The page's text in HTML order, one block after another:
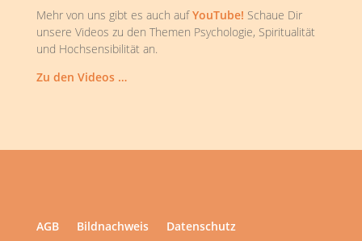
Mehr von uns gibt es auch aufYouTube! Schaue Dir
unsere Videos zu den Themen Psychologie, Spiritualität
und Hochsensibilität an.
Zu den Videos …
AGB Bildnachweis
Datenschutz